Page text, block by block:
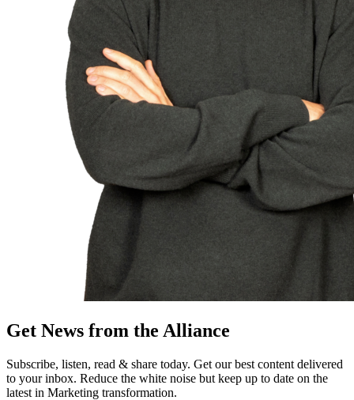
Get News from the Alliance
Subscribe, listen, read & share today. Get our best content delivered
to your inbox. Reduce the white noise but keep up to date on the
latest in Marketing transformation.